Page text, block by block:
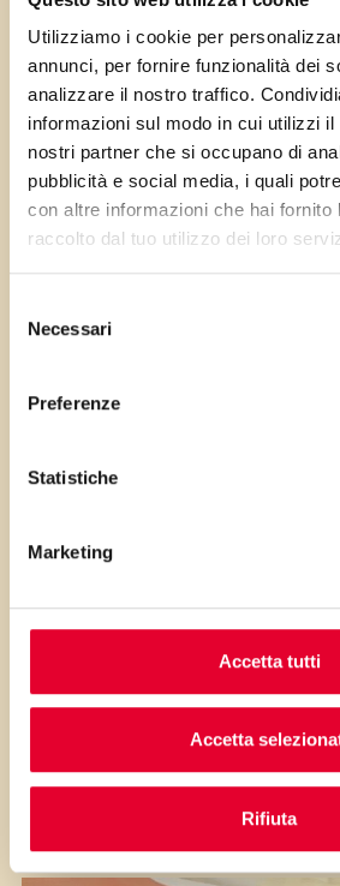
Utilizziamo i cookie per
annunci, per fornire funzionalità dei
analizzare il nostro traffico.
informazioni sul modo in cui utilizzi
nostri partner che si occupano di
pubblicità e social media, i quali
con altre informazioni che hai fornito
raccolto dal tuo utilizzo dei loro
delNecessari
Preferenze
Statistiche
Marketing
Accetta tutti
Accetta
Rifiuta
Al posto delle noci
arricchirlo con
mandorle,
sultanina!
INGREDIENTI
...poi clicca sui numeri a
Sciogliere in un pentolino a
cioccolato fondente con